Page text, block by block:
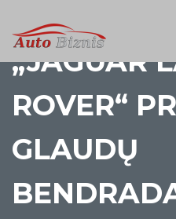
„JAGUAR
ROVER“
GLAUDŲ